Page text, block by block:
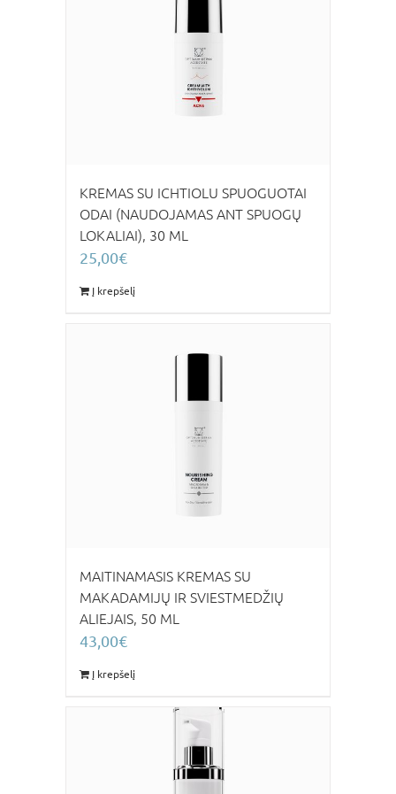
KREMAS SU ICHTIOLU SPUOGUOTAI
ODAI (NAUDOJAMAS ANT SPUOGŲ
LOKALIAI), 30 ML
25,00€
Į krepšelį
MAITINAMASIS KREMAS SU
MAKADAMIJŲ IR SVIESTMEDŽIŲ
ALIEJAIS, 50 ML
43,00€
Į krepšelį